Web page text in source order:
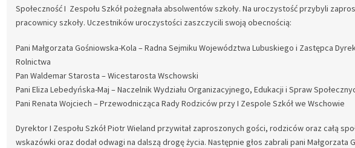
Społeczność I Zespołu Szkół pożegnała absolwentów szkoły. Na uroczystość przybyli
pracownicy szkoły. Uczestników uroczystości zaszczycili swoją obecnością:
Pani Małgorzata Gośniowska-Kola – Radna Sejmiku Województwa Lubuskiego i Zastępca
Rolnictwa
Pan Waldemar Starosta – Wicestarosta Wschowski
Pani Eliza Lebedyńska-Maj – Naczelnik Wydziału Organizacyjnego, Edukacji i Spraw
Pani Renata Wojciech – Przewodnicząca Rady Rodziców przy I Zespole Szkół we Wschowie
Dyrektor I Zespołu Szkół Piotr Wieland przywitał zaproszonych gości, rodziców oraz całą
wskazówki oraz dodał odwagi na dalszą drogę życia. Następnie głos zabrali pani